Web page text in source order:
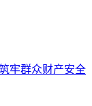
牢群众财产安全